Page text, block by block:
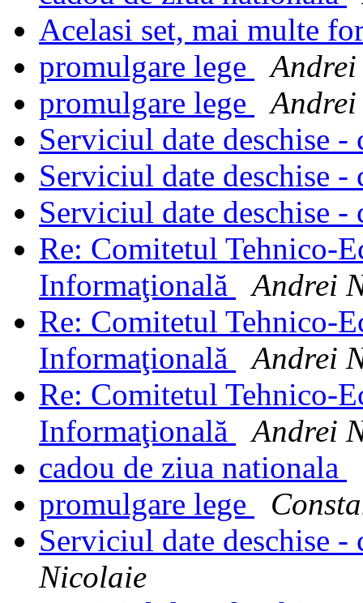
Acelasi set, mai multe
promulgare lege
promulgare lege
Serviciul date deschise -
Serviciul date deschise -
Serviciul date deschise -
Re: Comitetul Tehnico-
Informaţională
Andrei
Re: Comitetul Tehnico-
Informaţională
Andrei
Re: Comitetul Tehnico-
Informaţională
Andrei
cadou de ziua nationala
promulgare lege
Serviciul date deschise -
Nicolaie